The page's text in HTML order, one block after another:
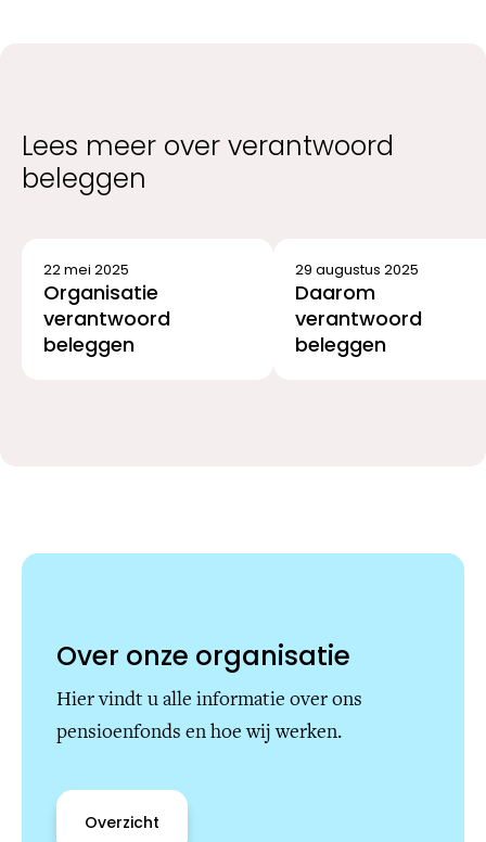
Lees meer over verantwoord
beleggen
22 mei 2025
Organisatie
verantwoord
beleggen
29 augustus 2025
Daarom
verantwoord
beleggen
Over onze organisatie
Hier vindt u alle informatie over ons
pensioenfonds en hoe wij werken.
Overzicht